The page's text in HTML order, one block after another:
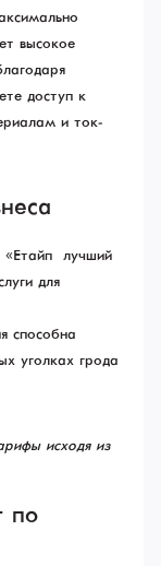
высокое
доступ к
и ток-
– лучший
для
способна
уголках грода
исходя из
по